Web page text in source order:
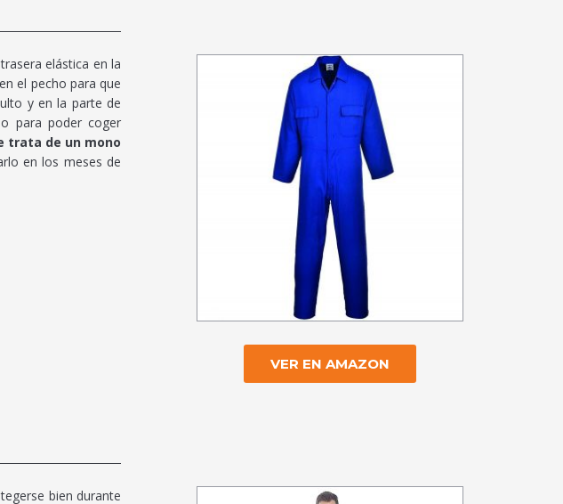
VER EN AMAZON
elástica en la
el pecho para que
y en la parte de
para poder coger
trata de un mono
en los meses de
bien durante